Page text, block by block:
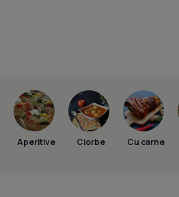
Aperitive Ciorbe Cu carne